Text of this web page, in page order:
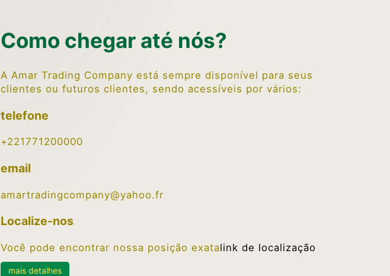
Como chegar até nós?
A Amar Trading Company está sempre disponível para seus
clientes ou futuros clientes, sendo acessíveis por vários:
telefone
+221771200000
email
amartradingcompany@yahoo.fr
Localize-nos
Você pode encontrar nossa posição exatalink de localização
mais detalhes